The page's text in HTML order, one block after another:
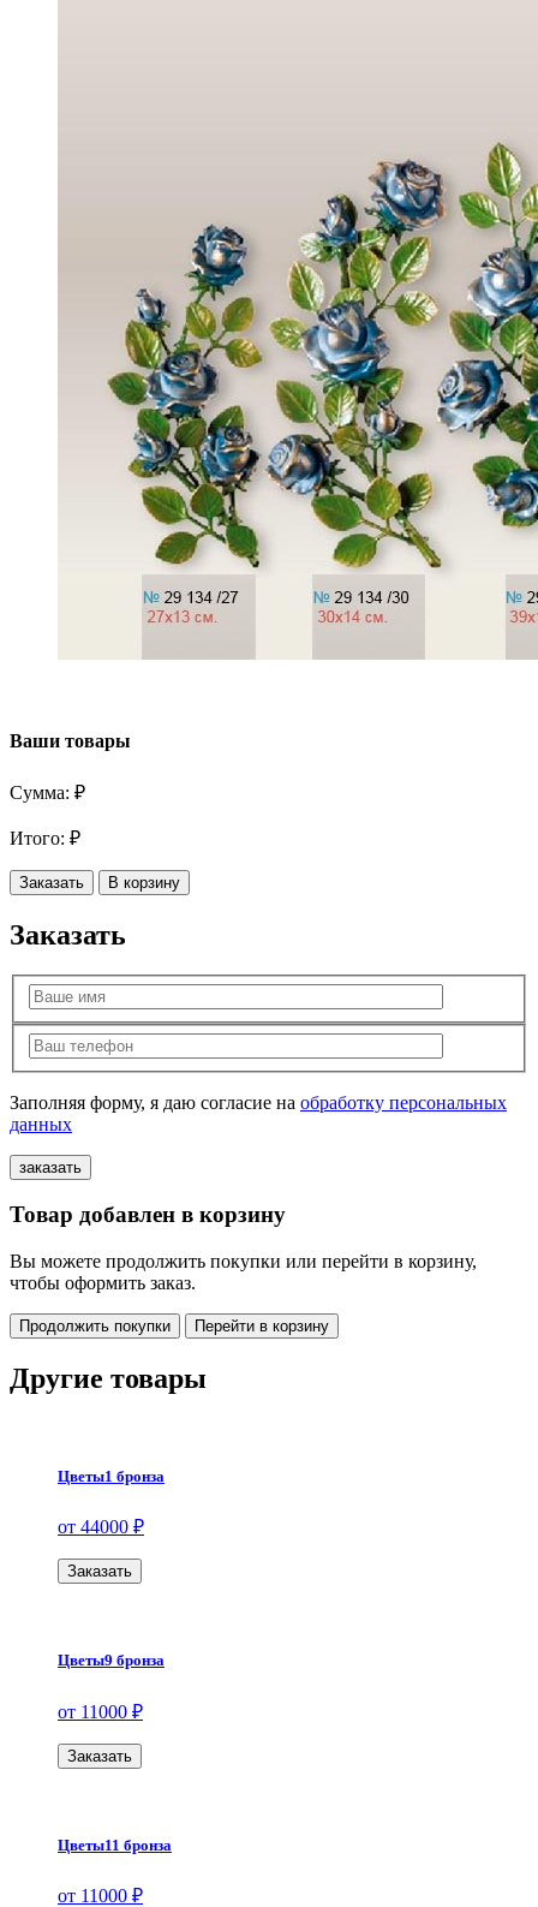
Ваши товары
Сумма: ₽
Итого: ₽
Заказать В корзину
Заказать
Заполняя форму, я даю согласие на обработку персональных
данных
Товар добавлен в корзину
Вы можете продолжить покупки или перейти в корзину,
чтобы оформить заказ.
Продолжить покупки Перейти в корзину
Другие товары
Цветы1 бронза
от 44000 ₽
Заказать
Цветы9 бронза
от 11000 ₽
Заказать
Цветы11 бронза
от 11000 ₽